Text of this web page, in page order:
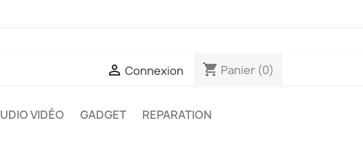
 Connexion shopping_cart Panier (0)
VIDÉO GADGET
REPARATION